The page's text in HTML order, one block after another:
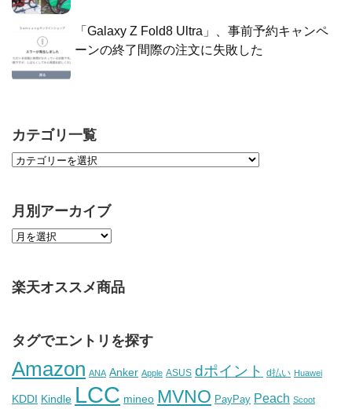
「Galaxy Z Fold8 Ultra」、事前予約キャンペ
ーンの終了間際の注文に失敗した
カテゴリ一覧
月別アーカイブ
楽天オススメ商品
タグでエントリを探す
Amazon ANA Anker Apple ASUS dポイント d払い Huawei
KDDI Kindle LCC mineo MVNO PayPay Peach Scoot